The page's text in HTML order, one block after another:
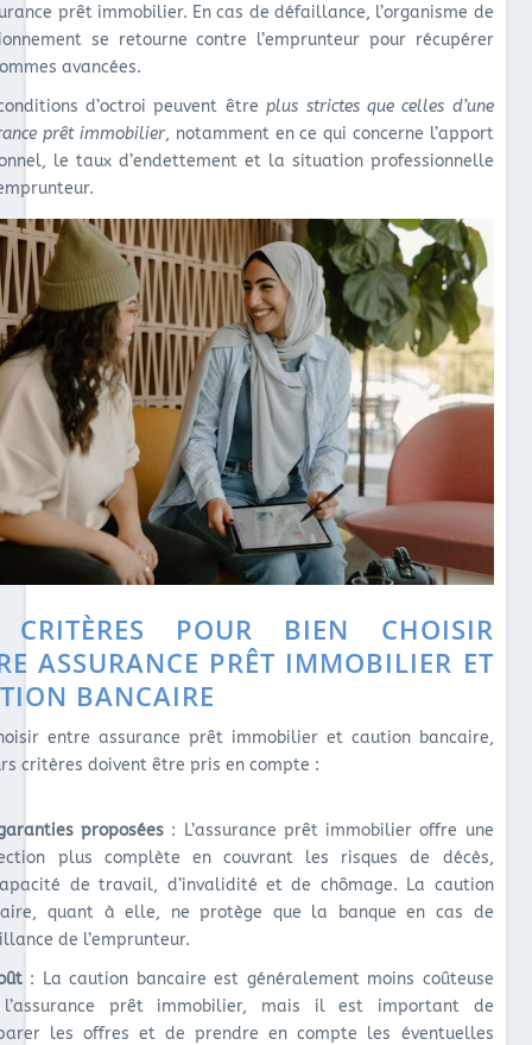
prêt immobilier. En cas de défaillance, l’organisme de
se retourne contre l’emprunteur pour récupérer
avancées.
d’octroi peuvent êtreplus strictes que celles d’une
prêt immobilier, notamment en ce qui concerne l’apport
le taux d’endettement et la situation professionnelle
CRITÈRES POUR BIEN CHOISIR
ASSURANCE PRÊT IMMOBILIER ET
BANCAIRE
entre assurance prêt immobilier et caution bancaire,
critères doivent être pris en compte :
proposées : L’assurance prêt immobilier offre une
plus complète en couvrant les risques de décès,
de travail, d’invalidité et de chômage. La caution
quant à elle, ne protège que la banque en cas de
de l’emprunteur.
: La caution bancaire est généralement moins coûteuse
prêt immobilier, mais il est important de
les offres et de prendre en compte les éventuelles